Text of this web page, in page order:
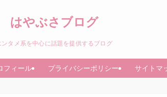
はやぶさブログ
ンタメ系を中心に話題を提供するブログ
フィール プライバシーポリシー サイトマ